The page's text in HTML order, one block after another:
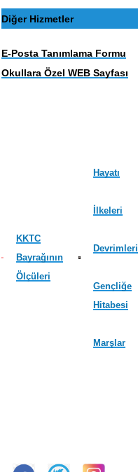
Diğer Hizmetler
E-Posta Tanımlama Formu
Okullara Özel WEB Sayfası
KKTC
Bayrağının
Ölçüleri
Hayatı
İlkeleri
Devrimleri
Gençliğe
Hitabesi
Marşlar